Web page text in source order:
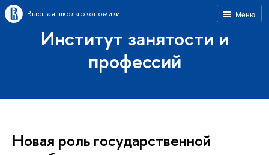
Меню
Высшая школа экономики
Институт занятости и
профессий
Новая роль государственной